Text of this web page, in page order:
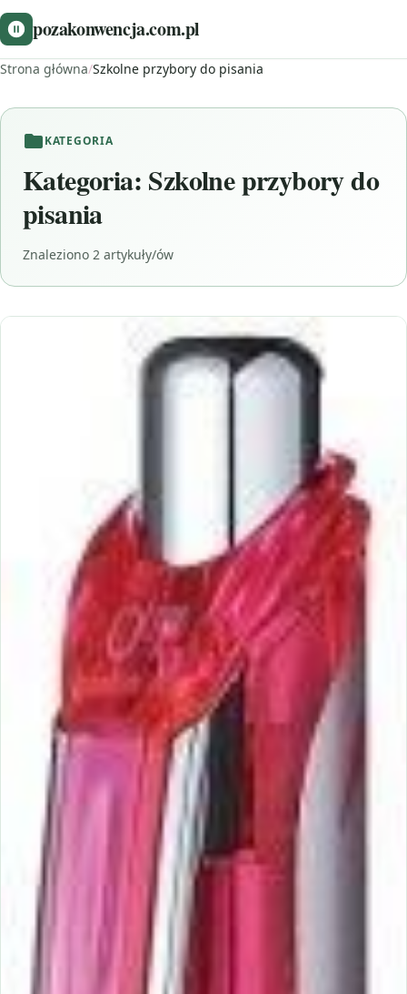
pozakonwencja.com.pl
Strona główna/Szkolne przybory do pisania
KATEGORIA
Kategoria: Szkolne przybory do
pisania
Znaleziono 2 artykuły/ów